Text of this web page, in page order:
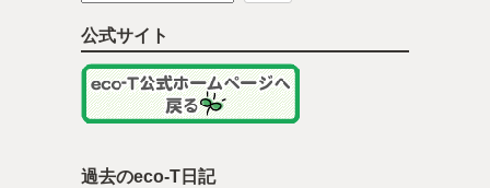
公式サイト
過去のeco-T日記